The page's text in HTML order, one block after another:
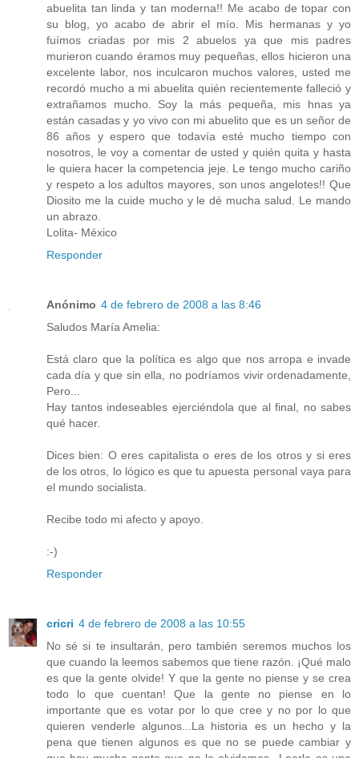
abuelita tan linda y tan moderna!! Me acabo de topar con
su blog, yo acabo de abrir el mío. Mis hermanas y yo
fuímos criadas por mis 2 abuelos ya que mis padres
murieron cuando éramos muy pequeñas, ellos hicieron una
excelente labor, nos inculcaron muchos valores, usted me
recordó mucho a mi abuelita quién recientemente falleció y
extrañamos mucho. Soy la más pequeña, mis hnas ya
están casadas y yo vivo con mi abuelito que es un señor de
86 años y espero que todavía esté mucho tiempo con
nosotros, le voy a comentar de usted y quién quita y hasta
le quiera hacer la competencia jeje. Le tengo mucho cariño
y respeto a los adultos mayores, son unos angelotes!! Que
Diosito me la cuide mucho y le dé mucha salud. Le mando
un abrazo.
Lolita- México
Responder
Anónimo 4 de febrero de 2008 a las 8:46
Saludos María Amelia:
Está claro que la política es algo que nos arropa e invade
cada día y que sin ella, no podríamos vivir ordenadamente,
Pero...
Hay tantos indeseables ejerciéndola que al final, no sabes
qué hacer.
Dices bien: O eres capitalista o eres de los otros y si eres
de los otros, lo lógico es que tu apuesta personal vaya para
el mundo socialista.
Recibe todo mi afecto y apoyo.
:-)
Responder
cricri 4 de febrero de 2008 a las 10:55
No sé si te insultarán, pero también seremos muchos los
que cuando la leemos sabemos que tiene razón. ¡Qué malo
es que la gente olvide! Y que la gente no piense y se crea
todo lo que cuentan! Que la gente no piense en lo
importante que es votar por lo que cree y no por lo que
quieren venderle algunos...La historia es un hecho y la
pena que tienen algunos es que no se puede cambiar y